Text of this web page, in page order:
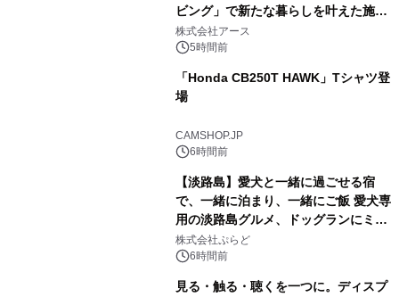
ビング」で新たな暮らしを叶えた施工
事例を株式会社アースが公開
株式会社アース
5時間前
「Honda CB250T HAWK」Tシャツ登
場
CAMSHOP.JP
6時間前
【淡路島】愛犬と一緒に過ごせる宿
で、一緒に泊まり、一緒にご飯 愛犬専
用の淡路島グルメ、ドッグランにミニ
プール グランピングとトレーラーハウ
スの2施設で
株式会社ぷらど
6時間前
見る・触る・聴くを一つに。ディスプ